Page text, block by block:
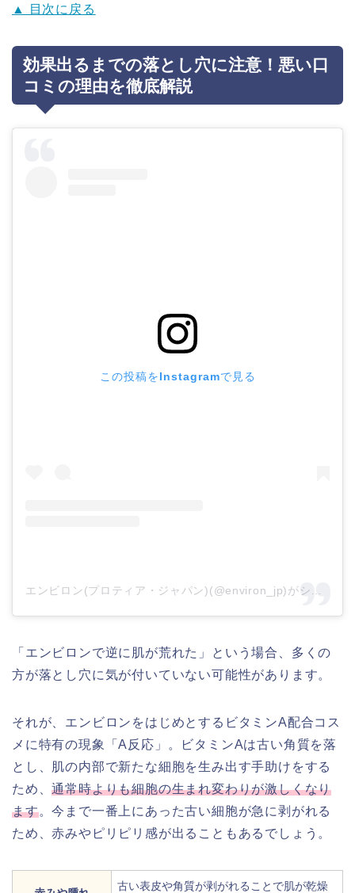
▲ 目次に戻る
効果出るまでの落とし穴に注意！悪い口
コミの理由を徹底解説
この投稿をInstagramで見る
「エンビロンで逆に肌が荒れた」という場合、多くの
方が落とし穴に気が付いていない可能性があります。
それが、エンビロンをはじめとするビタミンA配合コス
メに特有の現象「A反応」。ビタミンAは古い角質を落
とし、肌の内部で新たな細胞を生み出す手助けをする
ため、通常時よりも細胞の生まれ変わりが激しくなり
ます。今まで一番上にあった古い細胞が急に剥がれる
ため、赤みやピリピリ感が出ることもあるでしょう。
古い表皮や角質が剥がれることで肌が乾燥